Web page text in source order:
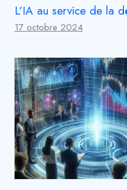
L’IA au service de la
17 octobre 2024